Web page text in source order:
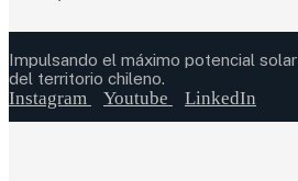
Impulsando el máximo potencial solar
del territorio chileno.
Instagram Youtube LinkedIn